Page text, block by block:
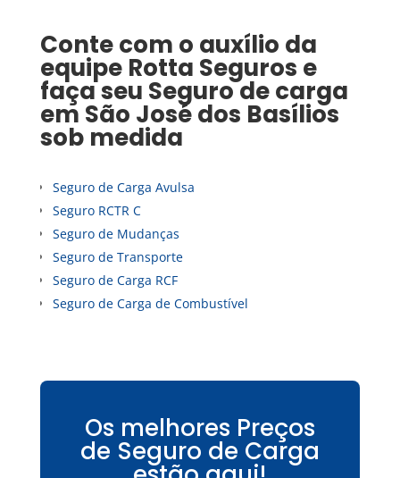
Conte com o auxílio da
equipe Rotta Seguros e
faça seu Seguro de carga
em São José dos Basílios
sob medida
Seguro de Carga Avulsa
Seguro RCTR C
Seguro de Mudanças
Seguro de Transporte
Seguro de Carga RCF
Seguro de Carga de Combustível
Os melhores Preços
de Seguro de Carga